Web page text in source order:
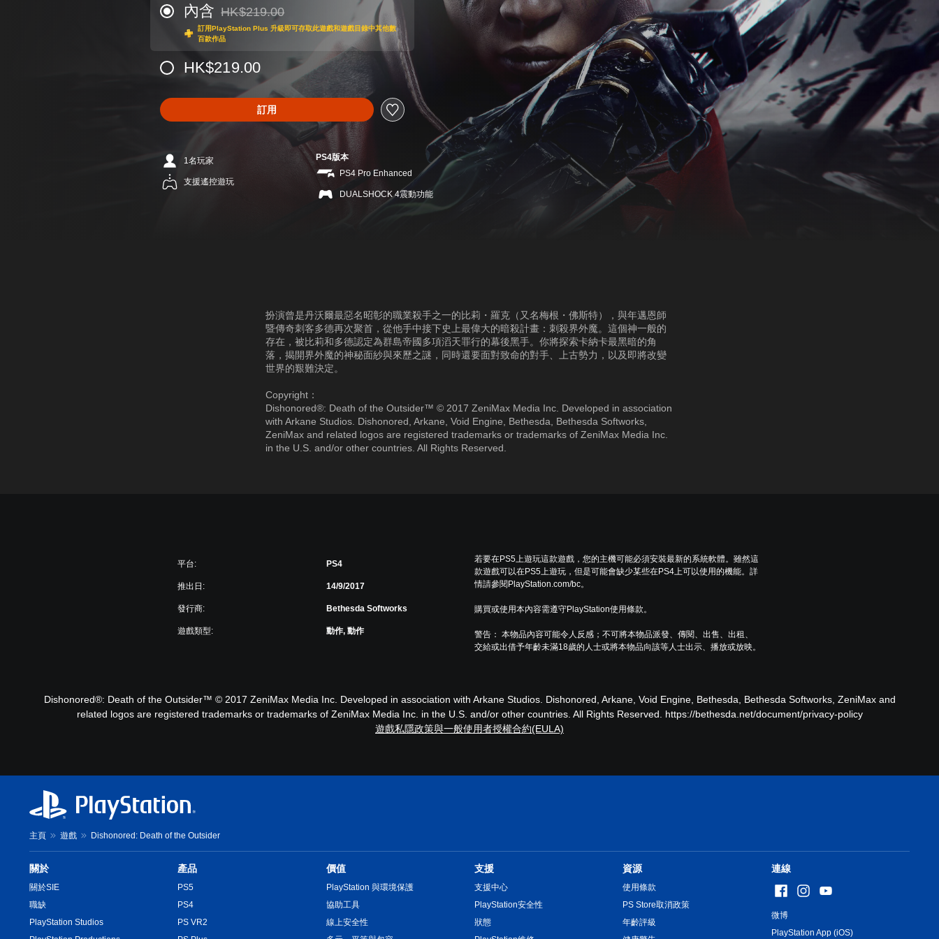
內含 折扣前原價為HK$219.00
HK$219.00
訂用PlayStation Plus 升級即可存取此遊戲和遊戲目錄中其他數
百款作品
HK$219.00
訂用
1名玩家
支援遙控遊玩
PS4版本
PS4 Pro Enhanced
DUALSHOCK 4震動功能
扮演曾是丹沃爾最惡名昭彰的職業殺手之一的比莉・羅克（又名梅根・佛斯特），與年邁恩師
暨傳奇刺客多德再次聚首，從他手中接下史上最偉大的暗殺計畫：刺殺界外魔。這個神一般的
存在，被比莉和多德認定為群島帝國多項滔天罪行的幕後黑手。你將探索卡納卡最黑暗的角
落，揭開界外魔的神秘面紗與來歷之謎，同時還要面對致命的對手、上古勢力，以及即將改變
世界的艱難決定。
Copyright：
Dishonored®: Death of the Outsider™ © 2017 ZeniMax Media Inc. Developed in association
with Arkane Studios. Dishonored, Arkane, Void Engine, Bethesda, Bethesda Softworks,
ZeniMax and related logos are registered trademarks or trademarks of ZeniMax Media Inc.
in the U.S. and/or other countries. All Rights Reserved.
平台: PS4
推出日: 14/9/2017
發行商: Bethesda Softworks
遊戲類型: 動作, 動作
若要在PS5上遊玩這款遊戲，您的主機可能必須安裝最新的系統軟體。雖然這
款遊戲可以在PS5上遊玩，但是可能會缺少某些在PS4上可以使用的機能。詳
情請參閱PlayStation.com/bc。
購買或使用本內容需遵守PlayStation使用條款。
警告： 本物品內容可能令人反感；不可將本物品派發、傳閱、出售、出租、
交給或出借予年齡未滿18歲的人士或將本物品向該等人士出示、播放或放映。
Dishonored®: Death of the Outsider™ © 2017 ZeniMax Media Inc. Developed in association with Arkane Studios. Dishonored, Arkane, Void Engine, Bethesda, Bethesda Softworks, ZeniMax and
related logos are registered trademarks or trademarks of ZeniMax Media Inc. in the U.S. and/or other countries. All Rights Reserved. https://bethesda.net/document/privacy-policy
遊戲私隱政策與一般使用者授權合約(EULA)
主頁 遊戲 Dishonored: Death of the Outsider
關於
關於SIE
職缺
PlayStation Studios
產品
PS5
PS4
PS VR2
價值
PlayStation 與環境保護
協助工具
線上安全性
支援
支援中心
PlayStation安全性
狀態
資源
使用條款
PS Store取消政策
年齡評級
連線
微博
PlayStation App (iOS)